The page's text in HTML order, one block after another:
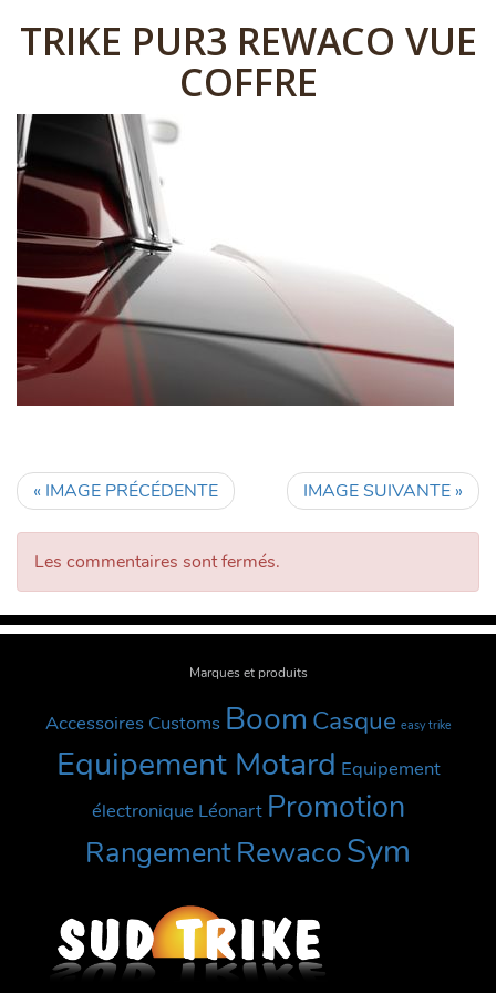
TRIKE PUR3 REWACO VUE
COFFRE
« IMAGE PRÉCÉDENTE IMAGE SUIVANTE »
Les commentaires sont fermés.
Marques et produits
Accessoires Customs Boom Casque easy trike
Equipement Motard Equipement
électronique Léonart Promotion
RangementRewacoSym